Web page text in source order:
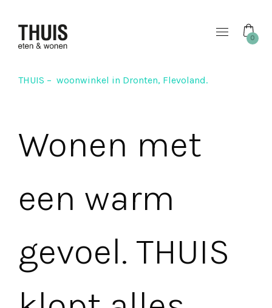
0
THUIS – woonwinkel in Dronten, Flevoland.
Wonen met
een warm
gevoel. THUIS